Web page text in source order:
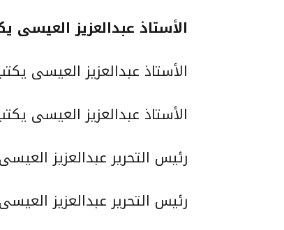
الأستاذ عبدالعزيز العيسى
الأستاذ عبدالعزيز العيسى
الأستاذ عبدالعزيز العيسى
رئيس التحرير عبدالعزيز
رئيس التحرير عبدالعزيز